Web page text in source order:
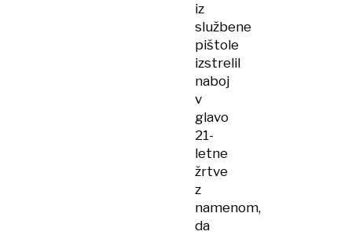
iz
službene
pištole
izstrelil
naboj
v
glavo
21-
letne
žrtve
z
namenom,
da